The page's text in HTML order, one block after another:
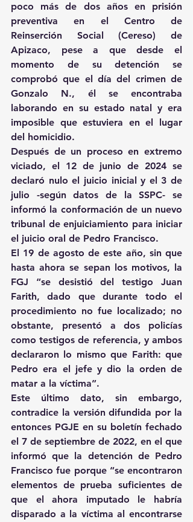
poco más de dos años en prisión
preventiva en el Centro de
Reinserción Social (Cereso) de
Apizaco, pese a que desde el
momento de su detención se
comprobó que el día del crimen de
Gonzalo N., él se encontraba
laborando en su estado natal y era
imposible que estuviera en el lugar
del homicidio.
Después de un proceso en extremo
viciado, el 12 de junio de 2024 se
declaró nulo el juicio inicial y el 3 de
julio -según datos de la SSPC- se
informó la conformación de un nuevo
tribunal de enjuiciamiento para iniciar
el juicio oral de Pedro Francisco.
El 19 de agosto de este año, sin que
hasta ahora se sepan los motivos, la
FGJ “se desistió del testigo Juan
Farith, dado que durante todo el
procedimiento no fue localizado; no
obstante, presentó a dos policías
como testigos de referencia, y ambos
declararon lo mismo que Farith: que
Pedro era el jefe y dio la orden de
matar a la víctima”.
Este último dato, sin embargo,
contradice la versión difundida por la
entonces PGJE en su boletín fechado
el 7 de septiembre de 2022, en el que
informó que la detención de Pedro
Francisco fue porque “se encontraron
elementos de prueba suficientes de
que el ahora imputado le habría
disparado a la víctima al encontrarse